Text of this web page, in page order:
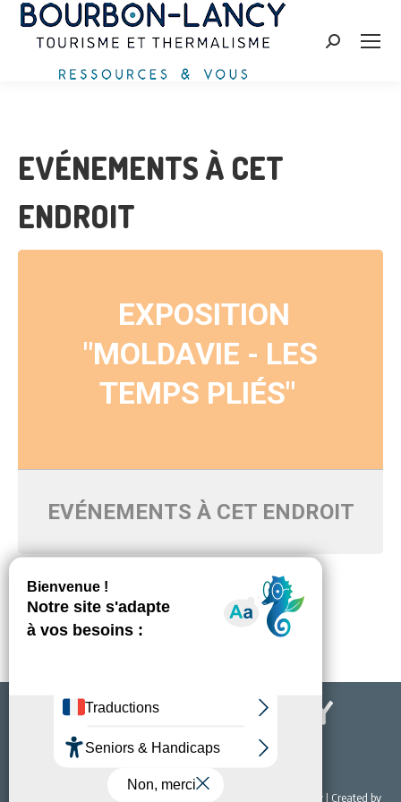
Recherche
EVÉNEMENTS À CET
ENDROIT
EXPOSITION
"MOLDAVIE - LES
TEMPS PLIÉS"
EVÉNEMENTS À CET ENDROIT
Pas d'événements programmés pour ce moment-là
© 2022 Office de Tourisme & du Thermalisme de Bourbon-Lancy | Created by